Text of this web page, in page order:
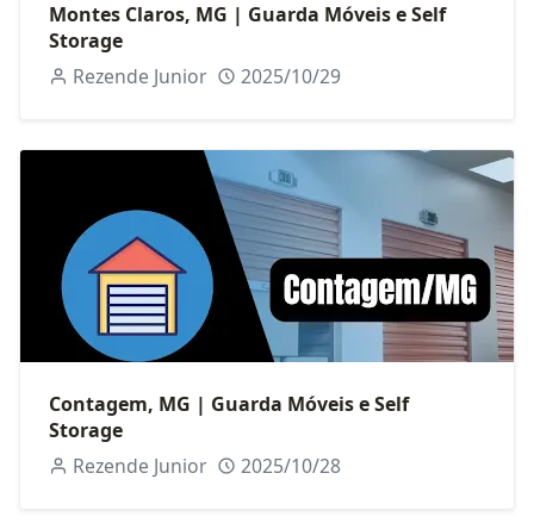
Montes Claros, MG | Guarda Móveis e Self
Storage
Rezende Junior
2025/10/29
Contagem, MG | Guarda Móveis e Self
Storage
Rezende Junior
2025/10/28